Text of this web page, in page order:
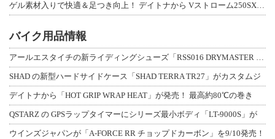
ゲル素材入りで快適＆足つき向上！ デイトナから Vストローム250SX用「快適ロ
バイク用品情報
アールエスタイチの新ライディングシューズ「RSS016 DRYMASTER スト
SHAD の新型ハードサイドケース「SHAD TERRA TR27」がカスタムジ
デイトナから「HOT GRIP WRAP HEAT」が発売！ 最高約80℃の巻き
QSTARZ の GPSラップタイマーにシリーズ最小ボディ「LT-9000S」が
ウインズジャパンが「A-FORCE RR チョップドカーボン」を9/10発売！